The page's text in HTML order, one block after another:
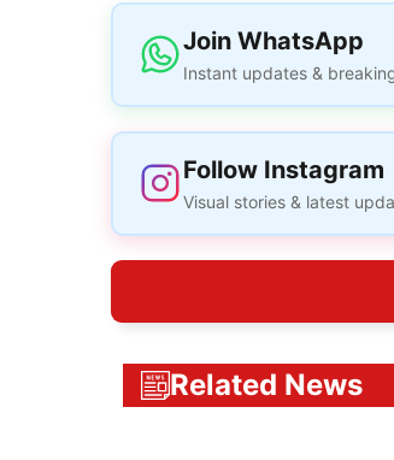
Join WhatsApp
Instant updates &
Follow Instagram
Visual stories & latest
Related News